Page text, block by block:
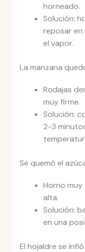
horneado.
Solución:
reposar en
el vapor.
La manzana
Rodajas
muy firme.
Solución:
2-3
Se quemó el
Horno
alta.
Solución:
en una
El hojaldre se